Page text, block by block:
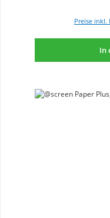
Preise inkl.
In